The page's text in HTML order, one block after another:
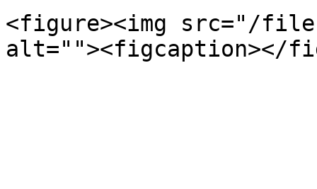
<figure><img src="/files/